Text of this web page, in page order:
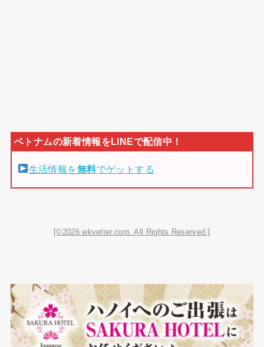
生活情報を無料でゲットする
[©2026 wkvetter.com. All Rights Reserved.]